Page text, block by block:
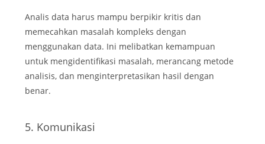
Analis data harus mampu berpikir kritis dan
memecahkan masalah kompleks dengan
menggunakan data. Ini melibatkan kemampuan
untuk mengidentifikasi masalah, merancang metode
analisis, dan menginterpretasikan hasil dengan
benar.
5. Komunikasi